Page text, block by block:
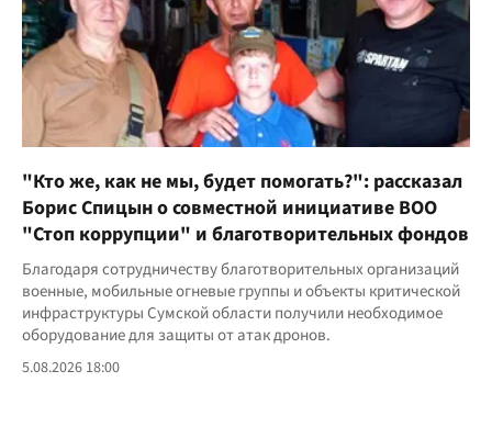
"Кто же, как не мы, будет помогать?": рассказал
Борис Спицын о совместной инициативе ВОО
"Стоп коррупции" и благотворительных фондов
Благодаря сотрудничеству благотворительных организаций
военные, мобильные огневые группы и объекты критической
инфраструктуры Сумской области получили необходимое
оборудование для защиты от атак дронов.
5.08.2026 18:00